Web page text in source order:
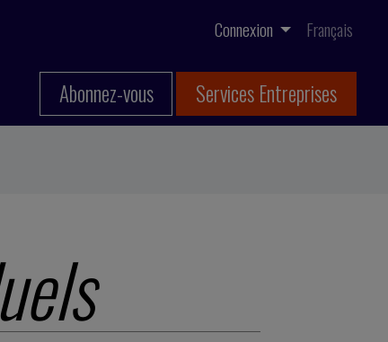
Connexion Français
Abonnez-vous Services Entreprises